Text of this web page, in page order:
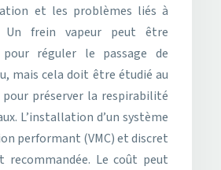
et les problèmes liés à
Un frein vapeur peut être
pour réguler le passage de
mais cela doit être étudié au
pour préserver la respirabilité
L’installation d’un système
performant (VMC) et discret
recommandée. Le coût peut